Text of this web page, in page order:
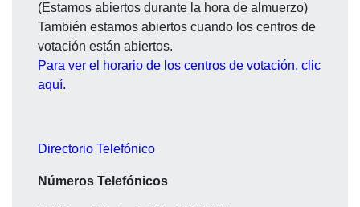
(Estamos abiertos durante la hora de almuerzo)
También estamos abiertos cuando los centros de
votación están abiertos.
Para ver el horario de los centros de votación, clic
aquí.
Directorio Telefónico
Números Telefónicos